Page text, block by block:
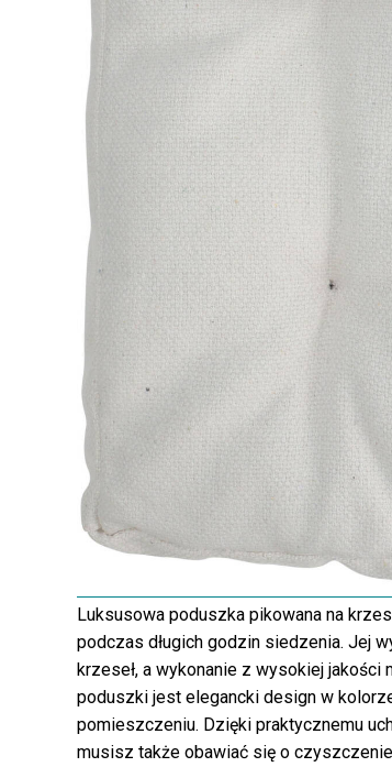
Luksusowa poduszka pikowana na
podczas długich godzin siedzenia. Jej
krzeseł, a wykonanie z wysokiej jakości
poduszki jest elegancki design w
pomieszczeniu. Dzięki praktycznemu
musisz także obawiać się o